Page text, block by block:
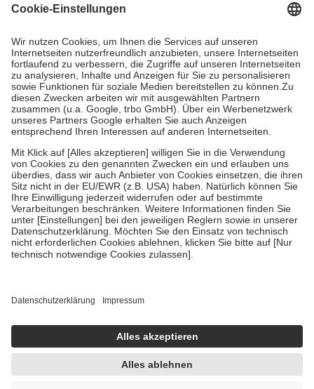
Grundsätzlich leisten Mitglieder Zuzahlungen in Höhe von zehn
höchstens zehn Euro.
Es sind jedoch nie mehr als die tatsächlichen
Kosten der Leistung zu entrichten.
Diese Regeln gelten grundsätzlich auch für Online-Apotheken.
Bei Heilmitteln und häuslicher Krankenpflege beträgt die
Zuzahlung zehn Prozent der Kosten sowie zehn Euro je
Verordnung.
Um das Engagement der Versicherten für ihre eigene Gesundheit zu
stärken und die besondere Stellung der Familie zu unterstützen,
fallenkeine Zuzahlungenan bei:
• Kindern und Jugendlichen bis zum vollendeten 18. Lebensjahr
mit Ausnahme der Fahrkosten
• Untersuchungen zur Vorsorge und Früherkennung, die von der
GKV getragen werden
• empfohlenen Schutzimpfungen
• Harn- und Blutteststreifen
getroffen, um sicherzustellen, dass es sich um echte Bewertungen
https://help.etrusted.com/hc/de/articles/4419944605341
Einige Bilder und Inhalte wurden unter Zuhilfenahme künstlicher